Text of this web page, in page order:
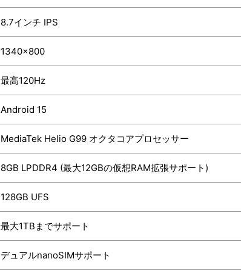
8.7インチ IPS
1340×800
最高120Hz
Android 15
MediaTek Helio G99 オクタコアプロセッサー
8GB LPDDR4 (最大12GBの仮想RAM拡張サポート)
128GB UFS
最大1TBまでサポート
デュアルnanoSIMサポート